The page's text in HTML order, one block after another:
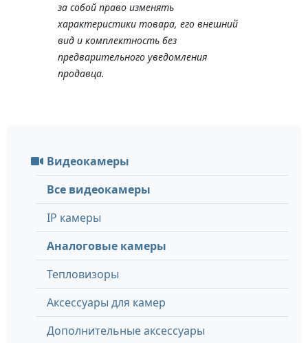
за собой право изменять
характеристики товара, его внешний
вид и комплектность без
предварительного уведомления
продавца.
Видеокамеры
Все видеокамеры
IP камеры
Аналоговые камеры
Тепловизоры
Аксессуары для камер
Дополнительные аксессуары